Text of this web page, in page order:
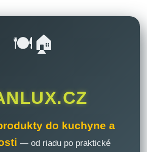
🍽️🏠
do kuchyne a
— od riadu po praktické